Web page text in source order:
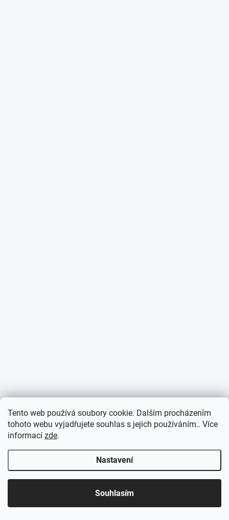
Tento web používá soubory cookie. Dalším procházením
tohoto webu vyjadřujete souhlas s jejich používáním.. Více
informací zde.
Nastavení
Souhlasím